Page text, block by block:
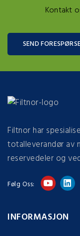
Kontakt
SEND
Filtnor har
totalleverandør av
reservedeler og
Følg Oss:
INFORMASJON